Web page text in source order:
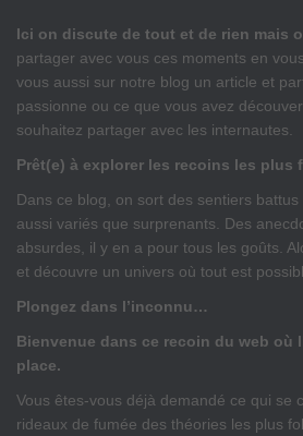
Ici on discute de tout et de rien mais
partager avec vous ces moments en
vous aussi sur notre blog un article et
passionne ou ce que vous avez
souhaitez partager avec les internautes.
Prêt(e) à explorer les recoins les plus
Dans ce blog, on sort des sentiers
aussi variés que surprenants. Des
absurdes, il y en a pour tous les goûts.
et découvre un univers où tout est
Plongez dans l’inconnu…
Bienvenue dans ce recoin du web où
place.
Vous êtes-vous déjà demandé ce qui se
rideaux de fumée des théories les plus